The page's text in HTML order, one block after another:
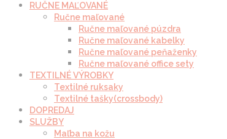
RUČNE MAĽOVANÉ
Ručne maľované
Ručne maľované púzdra
Ručne maľované kabelky
Ručne maľované peňaženky
Ručne maľované office sety
TEXTILNÉ VÝROBKY
Textilné ruksaky
Textilné tašky(crossbody)
DOPREDAJ
SLUŽBY
Maľba na kožu